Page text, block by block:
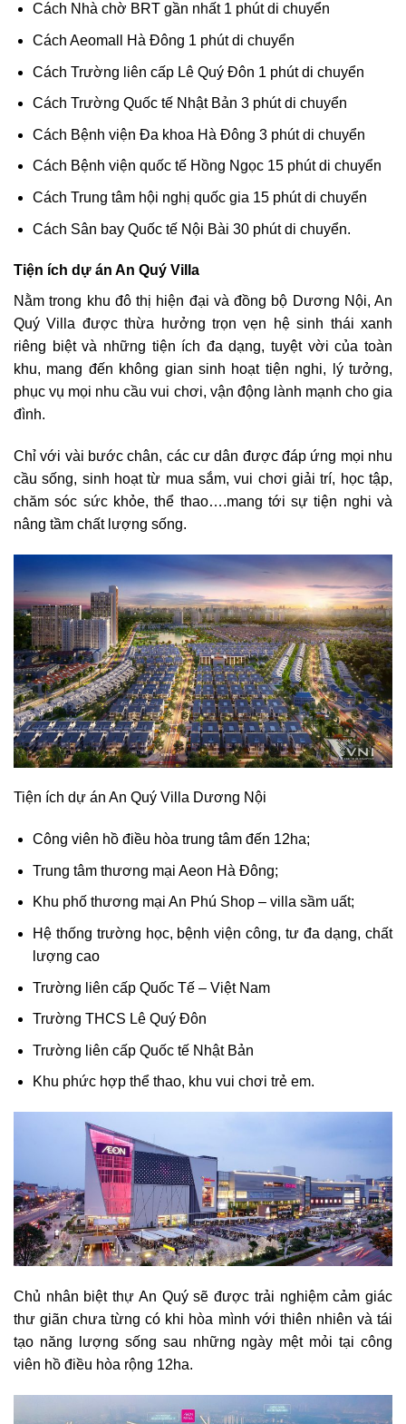
Cách Nhà chờ BRT gần nhất 1 phút di chuyển
Cách Aeomall Hà Đông 1 phút di chuyển
Cách Trường liên cấp Lê Quý Đôn 1 phút di chuyển
Cách Trường Quốc tế Nhật Bản 3 phút di chuyển
Cách Bệnh viện Đa khoa Hà Đông 3 phút di chuyển
Cách Bệnh viện quốc tế Hồng Ngọc 15 phút di chuyển
Cách Trung tâm hội nghị quốc gia 15 phút di chuyển
Cách Sân bay Quốc tế Nội Bài 30 phút di chuyển.
Tiện ích dự án An Quý Villa
Nằm trong khu đô thị hiện đại và đồng bộ Dương Nội, An
Quý Villa được thừa hưởng trọn vẹn hệ sinh thái xanh
riêng biệt và những tiện ích đa dạng, tuyệt vời của toàn
khu, mang đến không gian sinh hoạt tiện nghi, lý tưởng,
phục vụ mọi nhu cầu vui chơi, vận động lành mạnh cho gia
đình.
Chỉ với vài bước chân, các cư dân được đáp ứng mọi nhu
cầu sống, sinh hoạt từ mua sắm, vui chơi giải trí, học tập,
chăm sóc sức khỏe, thể thao….mang tới sự tiện nghi và
nâng tầm chất lượng sống.
Tiện ích dự án An Quý Villa Dương Nội
Công viên hồ điều hòa trung tâm đến 12ha;
Trung tâm thương mại Aeon Hà Đông;
Khu phố thương mại An Phú Shop – villa sầm uất;
Hệ thống trường học, bệnh viện công, tư đa dạng, chất
lượng cao
Trường liên cấp Quốc Tế – Việt Nam
Trường THCS Lê Quý Đôn
Trường liên cấp Quốc tế Nhật Bản
Khu phức hợp thể thao, khu vui chơi trẻ em.
Chủ nhân biệt thự An Quý sẽ được trải nghiệm cảm giác
thư giãn chưa từng có khi hòa mình với thiên nhiên và tái
tạo năng lượng sống sau những ngày mệt mỏi tại công
viên hồ điều hòa rộng 12ha.